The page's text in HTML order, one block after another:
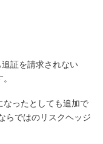
証を請求されない
なったとしても追加で
らではのリスクヘッジ